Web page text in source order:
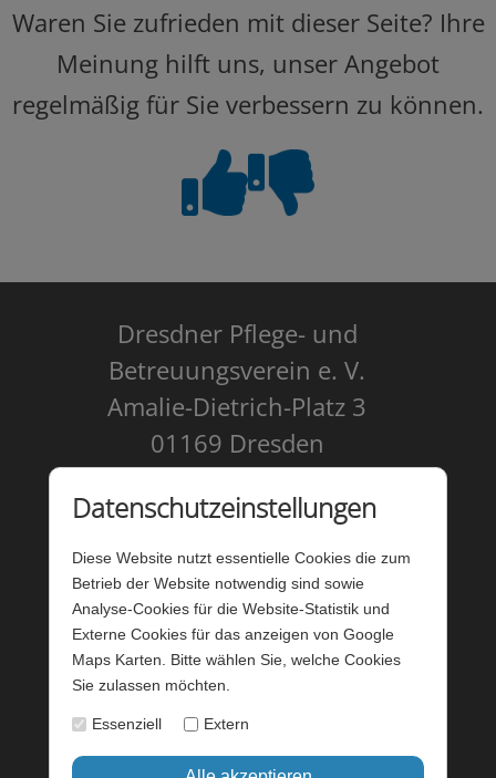
Waren Sie zufrieden mit dieser Seite? Ihre
Meinung hilft uns, unser Angebot
regelmäßig für Sie verbessern zu können.
Dresdner Pflege- und
Betreuungsverein e. V.
Amalie-Dietrich-Platz 3
01169 Dresden
Kontakt
Datenschutz
Barrierefreiheit
Barriere melden
Startseite
Datenschutzeinstellungen
Diese Website nutzt essentielle Cookies die zum
Betrieb der Website notwendig sind sowie
Analyse-Cookies für die Website-Statistik und
Externe Cookies für das anzeigen von Google
Maps Karten. Bitte wählen Sie, welche Cookies
Sie zulassen möchten.
Essenziell Extern